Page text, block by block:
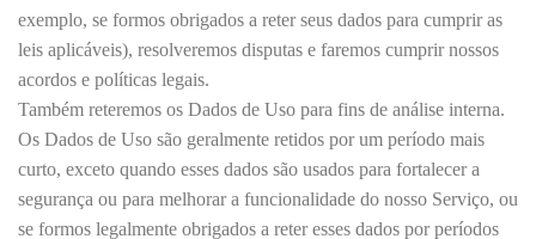
exemplo, se formos obrigados a reter seus dados para cumprir as
leis aplicáveis), resolveremos disputas e faremos cumprir nossos
acordos e políticas legais.
Também reteremos os Dados de Uso para fins de análise interna.
Os Dados de Uso são geralmente retidos por um período mais
curto, exceto quando esses dados são usados ​​para fortalecer a
segurança ou para melhorar a funcionalidade do nosso Serviço, ou
se formos legalmente obrigados a reter esses dados por períodos